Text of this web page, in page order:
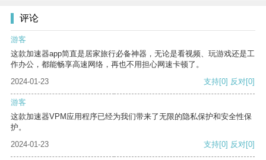
评论
游客
这款加速器app简直是居家旅行必备神器，无论是看视频、玩游戏还是工
作办公，都能畅享高速网络，再也不用担心网速卡顿了。
2024-01-23
支持[0] 反对[0]
游客
这款加速器VPM应用程序已经为我们带来了无限的隐私保护和安全性保
护。
2024-01-23
支持[0] 反对[0]